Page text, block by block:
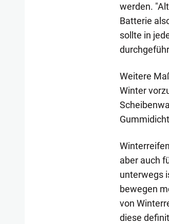
werden.
Batterie
sollte in
Weitere
Winter
aber auch
unterwegs
bewegen
von
diese